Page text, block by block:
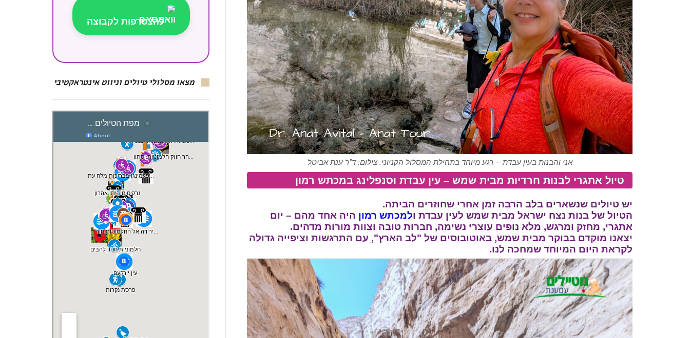
אני והבנות בעין עבדת – רגע מיוחד בתחילת המסלול הקניוני. צילום: ד"ר ענת אביטל
טיול אתגרי לבנות חרדיות מבית שמש – עין עבדת וסנפלינג במכתש רמון
יש טיולים שנשארים בלב הרבה זמן אחרי שחוזרים הביתה.
הטיול של בנות נצח ישראל מבית שמש לעין עבדת ולמכתש רמון היה אחד מהם – יום
אתגרי, מחזק ומרגש, מלא נופים עוצרי נשימה, חברות טובה וצוות מורות מדהים.
יצאנו מוקדם בבוקר מבית שמש, באוטובוסים של "לב הארץ", עם התרגשות וציפייה גדולה
לקראת היום המיוחד שמחכה לנו.
להצטרפות לקבוצה
מצאו מסלולי טיולים וניווט אינטראקטיבי